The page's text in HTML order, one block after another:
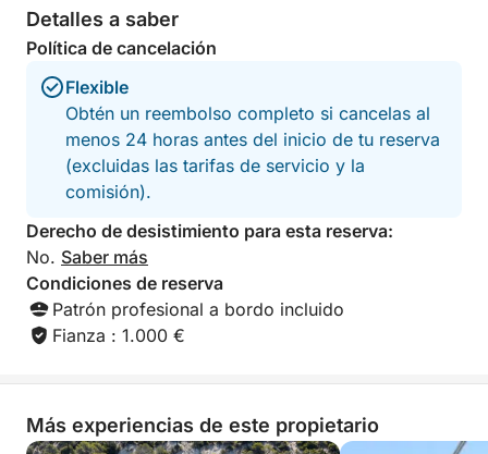
* Crucero panorámico por la costa de la Costa
Blanca
* Paddle surf en aguas tranquilas y protegidas
* Relax en amplias cubiertas
* Cenas, socialización y disfrutar de espectaculares
vistas al mar durante todo el día
Lo que distingue a esta experiencia es el equilibrio
perfecto entre aventura y confort refinado.
Recientemente renovado y mantenido con
estándares excepcionales, este yate ofrece
elegantes espacios interiores y exteriores, salones
panorámicos inundados de luz natural,
comodidades de primera clase y una tripulación
garantizar una jornada inolvidable en el mar.
Detalles a saber
Política de cancelación
Flexible
Obtén un reembolso completo si cancelas al
menos 24 horas antes del inicio de tu reserva
(excluidas las tarifas de servicio y la
comisión).
Derecho de desistimiento para esta reserva:
No. Saber más
Condiciones de reserva
Patrón profesional a bordo incluido
Fianza : 1.000 €
Más experiencias de este propietario